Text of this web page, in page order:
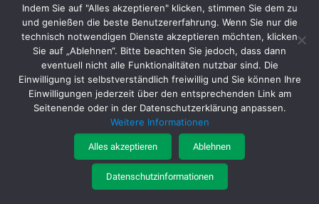
Batteriegesetz|Datenschutz |AGB|Impressum
© MTA Schleif- und Befestigungstechnik Vertriebs GmbH
Produkte Katalogportal
Kontakt
Jobs Interner Bereich
Indem Sie auf "Alles akzeptieren" klicken, stimmen Sie dem zu
und genießen die beste Benutzererfahrung. Wenn Sie nur die
technisch notwendigen Dienste akzeptieren möchten, klicken
Sie auf „Ablehnen“. Bitte beachten Sie jedoch, dass dann
eventuell nicht alle Funktionalitäten nutzbar sind. Die
Einwilligung ist selbstverständlich freiwillig und Sie können Ihre
Einwilligungen jederzeit über den entsprechenden Link am
Seitenende oder in der Datenschutzerklärung anpassen.
Weitere Informationen
Alles akzeptieren Ablehnen
Datenschutzinformationen